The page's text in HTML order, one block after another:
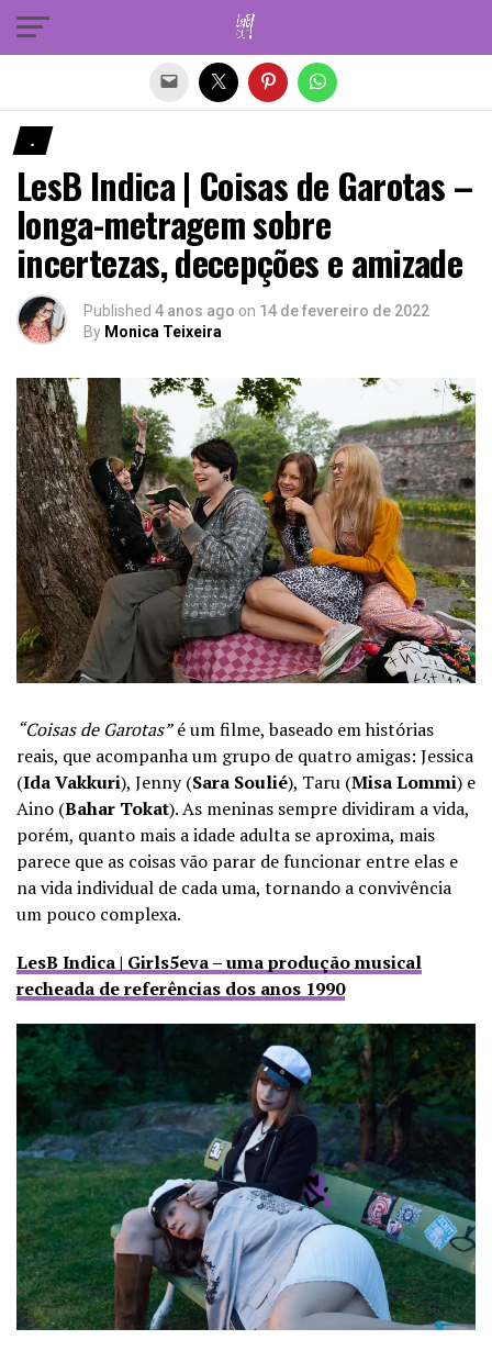
.
LesB Indica | Coisas de Garotas –
longa-metragem sobre
incertezas, decepções e amizade
Published 4 anos ago on 14 de fevereiro de 2022
By Monica Teixeira
“Coisas de Garotas”é um filme, baseado em histórias
reais, que acompanha um grupo de quatro amigas: Jessica
(Ida Vakkuri), Jenny (Sara Soulié), Taru (Misa Lommi) e
Aino (Bahar Tokat). As meninas sempre dividiram a vida,
porém, quanto mais a idade adulta se aproxima, mais
parece que as coisas vão parar de funcionar entre elas e
na vida individual de cada uma, tornando a convivência
um pouco complexa.
LesB Indica | Girls5eva – uma produção musical
recheada de referências dos anos 1990
Sair da versão mobile